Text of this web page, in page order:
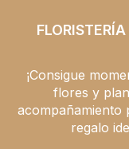
¡Consigue
flores y
acompañamiento
regalo